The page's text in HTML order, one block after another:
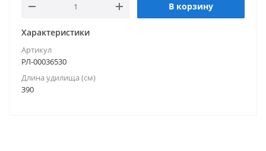
В корзину
Характеристики
Артикул
РЛ-00036530
Длина удилища (см)
390